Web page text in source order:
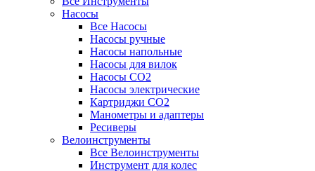
Насосы
Все Насосы
Насосы ручные
Насосы напольные
Насосы для вилок
Насосы CO2
Насосы электрические
Картриджи CO2
Манометры и адаптеры
Ресиверы
Велоинструменты
Все Велоинструменты
Инструмент для колес